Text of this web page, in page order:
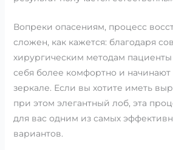
Вопреки опасениям, процесс
сложен, как кажется: благодаря
хирургическим методам пациенты
себя более комфортно и начинают
зеркале. Если вы хотите иметь
при этом элегантный лоб, эта
для вас одним из самых
вариантов.